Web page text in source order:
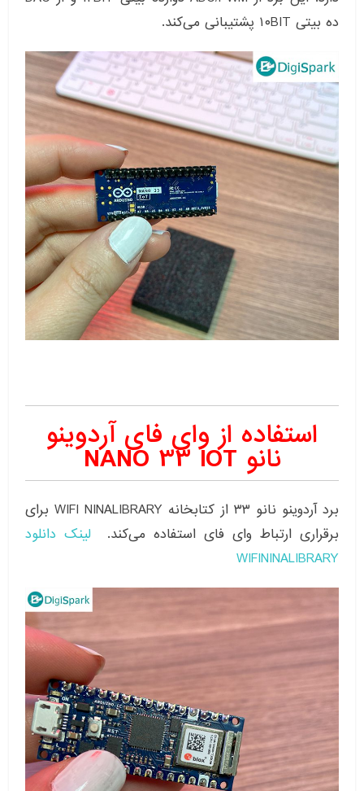
ده بیتی ۱۰BIT پشتیبانی می‌کند.
استفاده از وای فای آردوینو
نانو NANO 33 IOT
برد آردوینو نانو ۳۳ از کتابخانه WIFI NINALIBRARY برای
برقراری ارتباط وای فای استفاده می‌کند.
لینک دانلود
WIFININALIBRARY